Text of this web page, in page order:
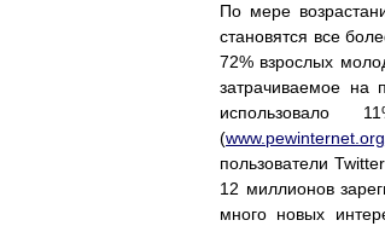
По мере
становятся все
72% взрослых
затрачиваемое на
(
пользователи
12 миллионов
много новых